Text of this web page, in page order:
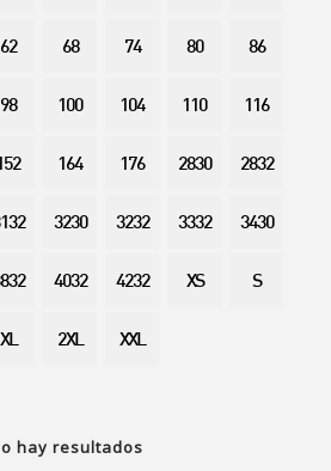
hay resultados
62 68 74 80 86
98 100 104 110 116
164 176 2830 2832
3230 3232 3332 3430
4032 4232 XS S
XL 2XL XXL